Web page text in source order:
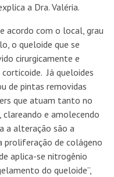
a Dra. Valéria.
acordo com o local, grau
o queloide que se
cirurgicamente e
Já queloides
de pintas removidas
que atuam tanto no
e amolecendo
a alteração são a
proliferação de colágeno
aplica-se nitrogênio
do queloide”,